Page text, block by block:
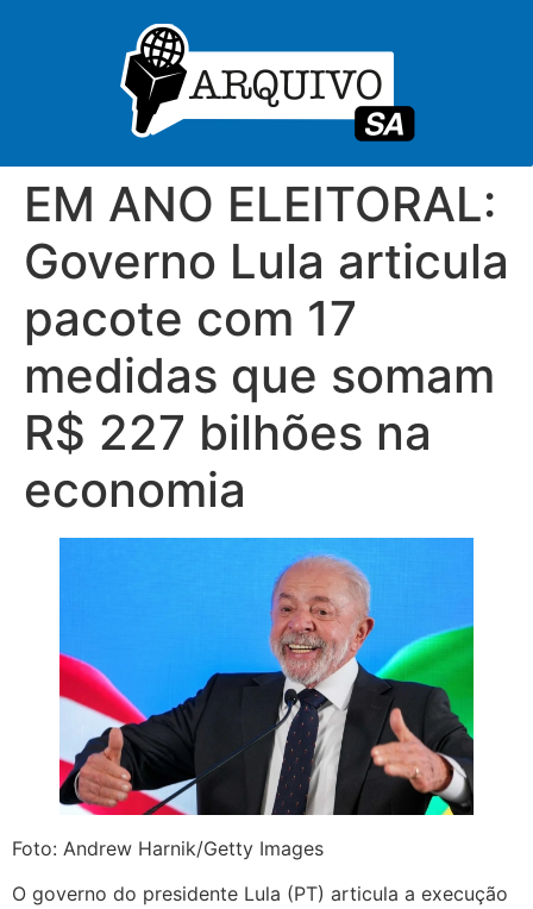
EM ANO ELEITORAL:
Governo Lula articula
pacote com 17
medidas que somam
R$ 227 bilhões na
economia
Foto: Andrew Harnik/Getty Images
O governo do presidente Lula (PT) articula a execução